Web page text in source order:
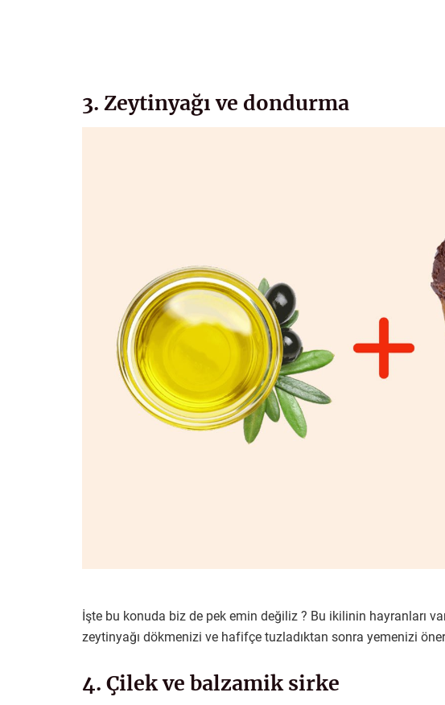
3. Zeytinyağı ve dondurma
İşte bu konuda biz de pek emin değiliz ? Bu ikilinin hayranları
zeytinyağı dökmenizi ve hafifçe tuzladıktan sonra yemenizi
4. Çilek ve balzamik sirke